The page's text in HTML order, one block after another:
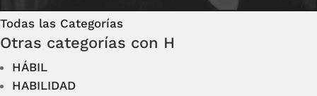
Todas las Categorías
Otras categorías con H
HÁBIL
HABILIDAD